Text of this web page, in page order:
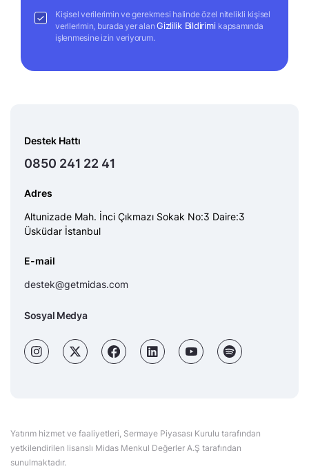
Kişisel verilerimin ve gerekmesi halinde özel nitelikli kişisel
verilerimin, burada yer alanGizlilik Bildirimi kapsamında
işlenmesine izin veriyorum.
Destek Hattı
0850 241 22 41
Adres
Altunizade Mah. İnci Çıkmazı Sokak No:3 Daire:3
Üsküdar İstanbul
E-mail
destek@getmidas.com
Sosyal Medya
Yatırım hizmet ve faaliyetleri, Sermaye Piyasası Kurulu tarafından
yetkilendirilen lisanslı Midas Menkul Değerler A.Ş tarafından
sunulmaktadır.